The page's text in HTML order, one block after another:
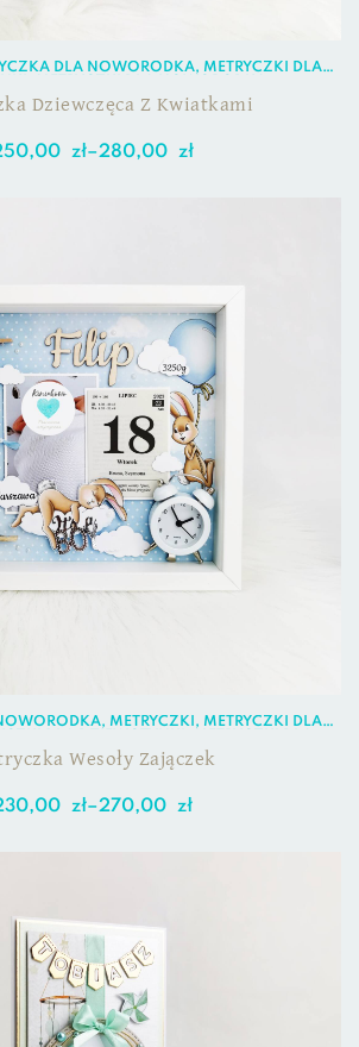
DLA NOWORODKA, METRYCZKI DLA
Dziewczęca Z Kwiatkami
zł–280,00 zł
, METRYCZKI , METRYCZKI DLA
NOWORODKA
Wesoły Zajączek
zł–270,00 zł